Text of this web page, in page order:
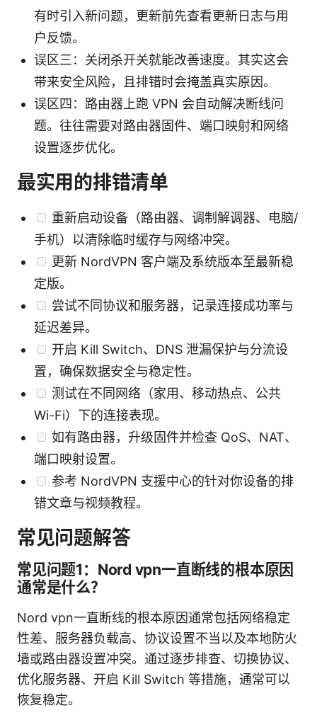
有时引入新问题，更新前先查看更新日志与用
户反馈。
误区三：关闭杀开关就能改善速度。其实这会
带来安全风险，且排错时会掩盖真实原因。
误区四：路由器上跑 VPN 会自动解决断线问
题。往往需要对路由器固件、端口映射和网络
设置逐步优化。
最实用的排错清单
重新启动设备（路由器、调制解调器、电脑/
手机）以清除临时缓存与网络冲突。
更新 NordVPN 客户端及系统版本至最新稳
定版。
尝试不同协议和服务器，记录连接成功率与
延迟差异。
开启 Kill Switch、DNS 泄漏保护与分流设
置，确保数据安全与稳定性。
测试在不同网络（家用、移动热点、公共
Wi-Fi）下的连接表现。
如有路由器，升级固件并检查 QoS、NAT、
端口映射设置。
参考 NordVPN 支援中心的针对你设备的排
错文章与视频教程。
常见问题解答
常见问题1：Nord vpn一直断线的根本原因
通常是什么？
Nord vpn一直断线的根本原因通常包括网络稳定
性差、服务器负载高、协议设置不当以及本地防火
墙或路由器设置冲突。通过逐步排查、切换协议、
优化服务器、开启 Kill Switch 等措施，通常可以
恢复稳定。